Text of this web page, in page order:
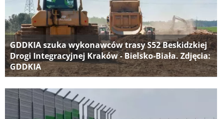
GDDKIA szuka wykonawców trasy S52 Beskidzkiej
Drogi Integracyjnej Kraków - Bielsko-Biała. Zdjęcia:
GDDKIA